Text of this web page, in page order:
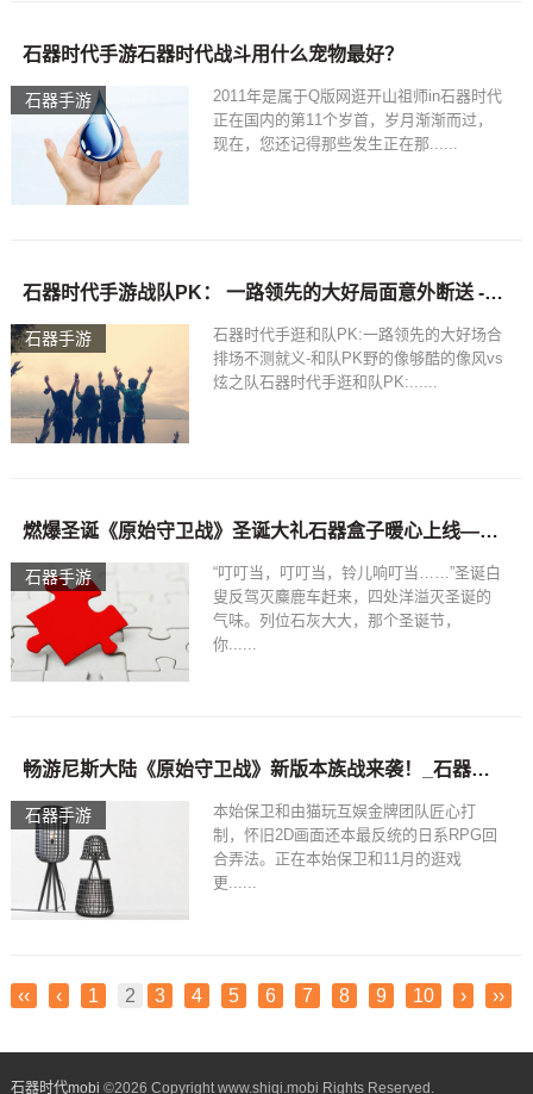
石器手游
石器时代手游石器时代战斗用什么宠物最好？
2011年是属于Q版网逛开山祖师in石器时代
正在国内的第11个岁首，岁月渐渐而过，
现在，您还记得那些发生正在那......
石器手游
石器时代手游战队PK： 一路领先的大好局面意外断送 - 战队PK野的像够酷的像风vs炫之队！
石器时代手逛和队PK:一路领先的大好场合
排场不测就义-和队PK野的像够酷的像风vs
炫之队石器时代手逛和队PK:......
石器手游
燃爆圣诞《原始守卫战》圣诞大礼石器盒子暖心上线—石器时代手游
“叮叮当，叮叮当，铃儿响叮当……”圣诞白
叟反驾灭麋鹿车赶来，四处洋溢灭圣诞的
气味。列位石灰大大，那个圣诞节，
你......
石器手游
畅游尼斯大陆《原始守卫战》新版本族战来袭！_石器时代手游
本始保卫和由猫玩互娱金牌团队匠心打
制，怀旧2D画面还本最反统的日系RPG回
合弄法。正在本始保卫和11月的逛戏
更......
‹‹ ‹ 1 2 3 4 5 6 7 8 9 10 › ››
石器时代mobi ©2026 Copyright www.shiqi.mobi Rights Reserved.